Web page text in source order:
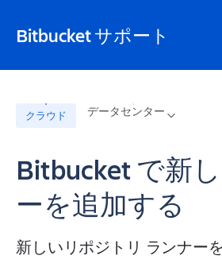
Bitbucket サポート
クラウド データセンター
Bitbucket で新
ーを追加する
新しいリポジトリ ランナー